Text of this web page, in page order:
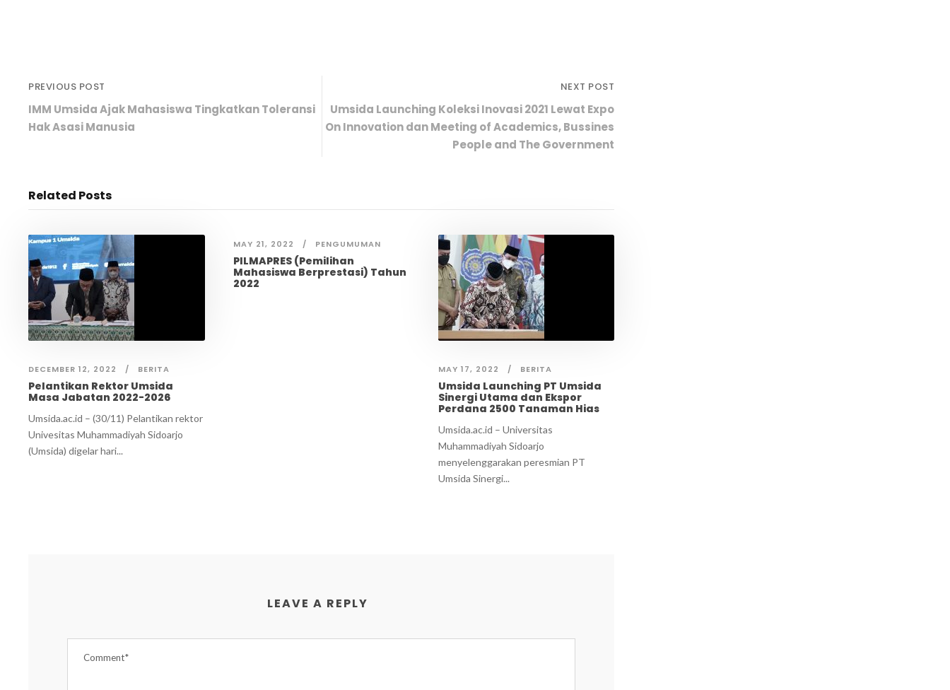
PREVIOUS POST
IMM Umsida Ajak Mahasiswa Tingkatkan Toleransi
Hak Asasi Manusia
NEXT POST
Umsida Launching Koleksi Inovasi 2021 Lewat Expo
On Innovation dan Meeting of Academics, Bussines
People and The Government
Related Posts
DECEMBER 12, 2022 BERITA
Pelantikan Rektor Umsida
Masa Jabatan 2022-2026
Umsida.ac.id – (30/11) Pelantikan rektor
Univesitas Muhammadiyah Sidoarjo
(Umsida) digelar hari...
MAY 21, 2022 PENGUMUMAN
PILMAPRES (Pemilihan
Mahasiswa Berprestasi) Tahun
2022
MAY 17, 2022 BERITA
Umsida Launching PT Umsida
Sinergi Utama dan Ekspor
Perdana 2500 Tanaman Hias
Umsida.ac.id – Universitas
Muhammadiyah Sidoarjo
menyelenggarakan peresmian PT
Umsida Sinergi...
LEAVE A REPLY